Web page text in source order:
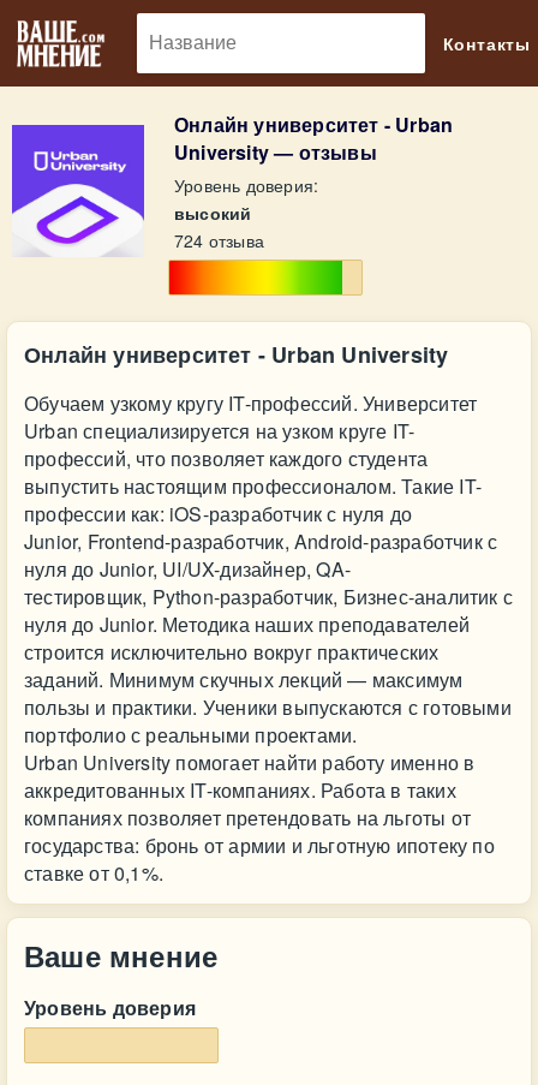
Контакты
Онлайн университет - Urban
University — отзывы
Уровень доверия:
высокий
724 отзыва
Онлайн университет - Urban University
Обучаем узкому кругу IT-профессий. Университет
Urban специализируется на узком круге IT-
профессий, что позволяет каждого студента
выпустить настоящим профессионалом. Такие IT-
профессии как: iOS-разработчик с нуля до
Junior, Frontend-разработчик, Android-разработчик с
нуля до Junior, UI/UX-дизайнер, QA-
тестировщик, Python-разработчик, Бизнес-аналитик с
нуля до Junior. Методика наших преподавателей
строится исключительно вокруг практических
заданий. Минимум скучных лекций — максимум
пользы и практики. Ученики выпускаются с готовыми
портфолио с реальными проектами.
Urban University помогает найти работу именно в
аккредитованных IT-компаниях. Работа в таких
компаниях позволяет претендовать на льготы от
государства: бронь от армии и льготную ипотеку по
ставке от 0,1%.
Ваше мнение
Уровень доверия